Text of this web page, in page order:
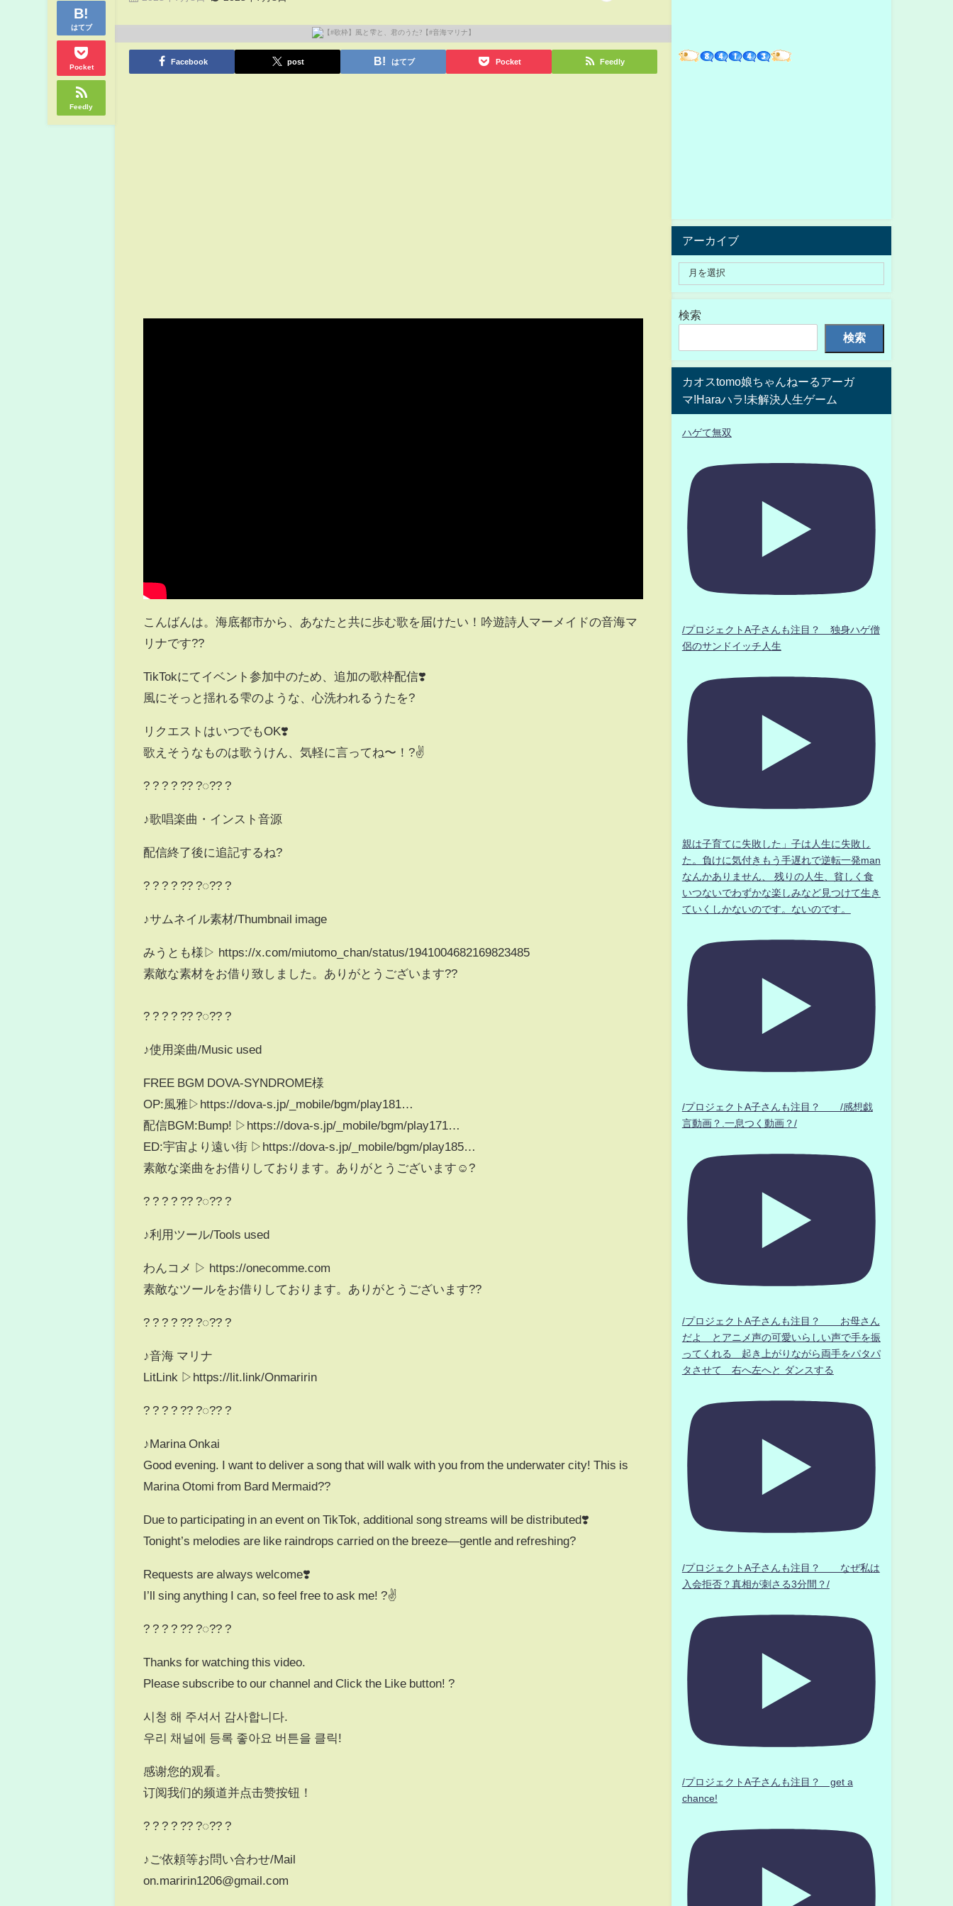
はてブ
Pocket
Feedly
Facebook post はてブ Pocket Feedly
こんばんは。海底都市から、あなたと共に歩む歌を届けたい！吟遊詩人マーメイドの音海マ
リナです??
TikTokにてイベント参加中のため、追加の歌枠配信❣️
風にそっと揺れる雫のような、心洗われるうたを?
リクエストはいつでもOK❣️
歌えそうなものは歌うけん、気軽に言ってね〜！?✌️
? ? ? ? ?? ?◌?? ?
♪歌唱楽曲・インスト音源
配信終了後に追記するね?
? ? ? ? ?? ?◌?? ?
♪サムネイル素材/Thumbnail image
みうとも様▷ https://x.com/miutomo_chan/status/1941004682169823485
素敵な素材をお借り致しました。ありがとうございます??
? ? ? ? ?? ?◌?? ?
♪使用楽曲/Music used
FREE BGM DOVA-SYNDROME様
OP:風雅▷https://dova-s.jp/_mobile/bgm/play181…
配信BGM:Bump! ▷https://dova-s.jp/_mobile/bgm/play171…
ED:宇宙より遠い街 ▷https://dova-s.jp/_mobile/bgm/play185…
素敵な楽曲をお借りしております。ありがとうございます☺️?
? ? ? ? ?? ?◌?? ?
♪利用ツール/Tools used
わんコメ ▷ https://onecomme.com
素敵なツールをお借りしております。ありがとうございます??
? ? ? ? ?? ?◌?? ?
♪音海 マリナ
LitLink ▷https://lit.link/Onmaririn
? ? ? ? ?? ?◌?? ?
♪Marina Onkai
Good evening. I want to deliver a song that will walk with you from the underwater city! This is
Marina Otomi from Bard Mermaid??
Due to participating in an event on TikTok, additional song streams will be distributed❣️
Tonight’s melodies are like raindrops carried on the breeze—gentle and refreshing?
Requests are always welcome❣️
I’ll sing anything I can, so feel free to ask me! ?✌️
? ? ? ? ?? ?◌?? ?
Thanks for watching this video.
Please subscribe to our channel and Click the Like button! ?
시청 해 주셔서 감사합니다.
우리 채널에 등록 좋아요 버튼을 클릭!
感谢您的观看。
订阅我们的频道并点击赞按钮！
? ? ? ? ?? ?◌?? ?
♪ご依頼等お問い合わせ/Mail
on.maririn1206@gmail.com
アーカイブ
検索
検索
カオスtomo娘ちゃんねーるアーガ
マ!Haraハラ!未解決人生ゲーム
ハゲて無双
/プロジェクトA子さんも注目？ 独身ハゲ僧
侶のサンドイッチ人生
親は子育てに失敗した」子は人生に失敗し
た。負けに気付きもう手遅れで逆転一発man
なんかありません、 残りの人生、貧しく食
いつないでわずかな楽しみなど見つけて生き
ていくしかないのです。ないのです。
/プロジェクトA子さんも注目？ /感想戯
言動画？.一息つく動画？/
/プロジェクトA子さんも注目？ お母さん
だよ とアニメ声の可愛いらしい声で手を振
ってくれる 起き上がりながら両手をパタパ
タさせて 右へ左へと ダンスする
/プロジェクトA子さんも注目？ なぜ私は
入会拒否？真相が刺さる3分間？/
/プロジェクトA子さんも注目？ get a
chance!